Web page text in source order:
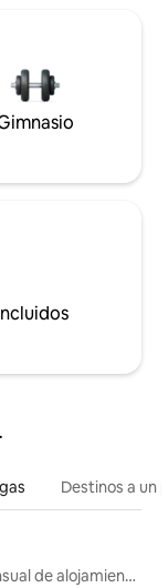
Destinos a un
Renta mensual de alojamientos